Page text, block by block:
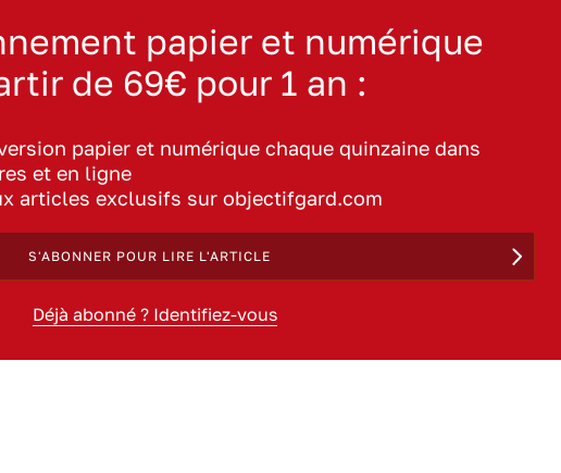
papier et numérique
de 69€ pour 1 an :
papier et numérique chaque quinzaine dans
et en ligne
articles exclusifs sur objectifgard.com
S'ABONNER POUR LIRE L'ARTICLE
Déjà abonné ? Identifiez-vous